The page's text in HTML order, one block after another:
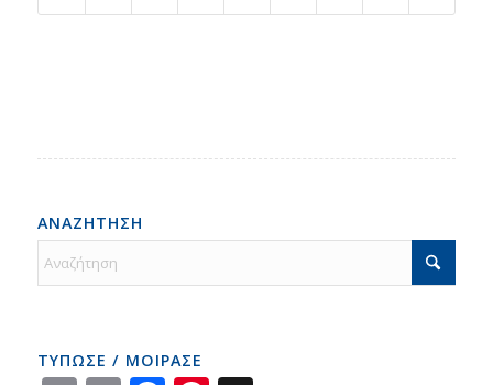
ΑΝΑΖΗΤΗΣΗ
ΤΥΠΩΣΕ / ΜΟΙΡΑΣΕ